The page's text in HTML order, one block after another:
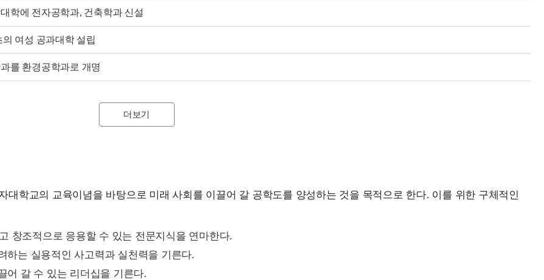
학에 전자공학과, 건축학과 신설
의 여성 공과대학 설립
를 환경공학과로 개명
더보기
대학교의 교육이념을 바탕으로 미래 사회를 이끌어 갈 공학도를 양성하는 것을 목적으로 한다. 이를 위한 구체적인
창조적으로 응용할 수 있는 전문지식을 연마한다.
하는 실용적인 사고력과 실천력을 기른다.
어 갈 수 있는 리더십을 기른다.